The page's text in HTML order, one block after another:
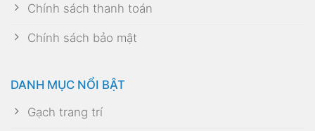
Chính sách thanh toán
Chính sách bảo mật
DANH MỤC NỔI BẬT
Gạch trang trí